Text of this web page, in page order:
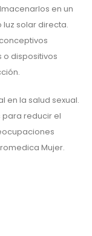
en un
solar directa.
dispositivos
en la salud sexual.
reducir el
Mujer.